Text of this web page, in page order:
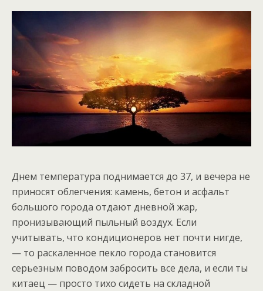
Днем температура поднимается до 37, и вечера не
приносят облегчения: камень, бетон и асфальт
большого города отдают дневной жар,
пронизывающий пыльный воздух. Если
учитывать, что кондиционеров нет почти нигде,
— то раскаленное пекло города становится
серьезным поводом забросить все дела, и если ты
китаец — просто тихо сидеть на складной